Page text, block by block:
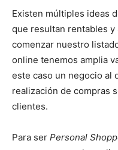
Existen múltiples ideas
que resultan rentables y
comenzar nuestro
online tenemos amplia
este caso un negocio al
realización de compras
clientes.
Para ser Personal